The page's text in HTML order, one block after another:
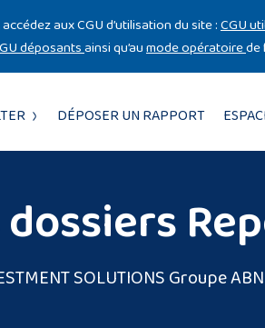
DÉPOSER UN RAPPORT
SOLUTIONS Groupe
aux CGU d’utilisation du site :CGU
déposantsainsi qu’aumode opératoirede